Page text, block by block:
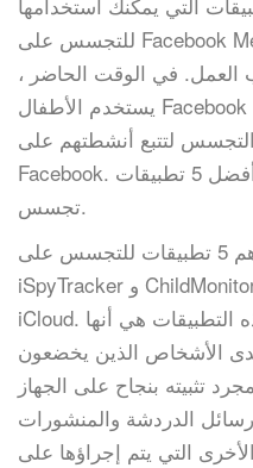
للتجسس على Facebook Messenger. هذه التطبيقات
العمل. في الوقت الحاضر ،
يستخدم الأطفال Facebook وعادة ما يكونون مدمنين عليه.
لتتبع أنشطتهم على
Facebook. بعد ذلك ، سأشارك مراجعات أفضل 5 تطبيقات
تجسس.
أهم 5 تطبيقات للتجسس على Facebook هي iKeyMonitor و
iSpyTracker و ChildMonitor و Google Family Link و
iCloud. أهم ميزة مشتركة في جميع هذه التطبيقات هي أنها
الأشخاص الذين يخضعون
تثبيته بنجاح على الجهاز
الدردشة والمنشورات
التي يتم إجراؤها على